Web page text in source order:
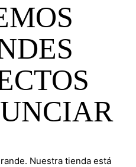
Nuestra tienda está